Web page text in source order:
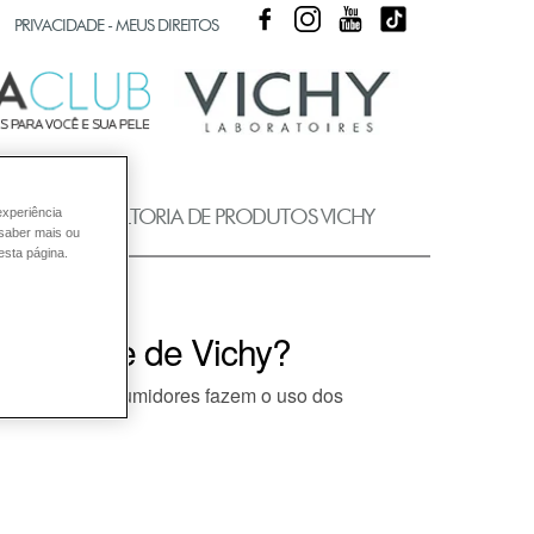
PRIVACIDADE - MEUS DIREITOS
FACEBOOKINSTAGRAM
YOUTUBE
CONSULTORIA DE PRODUTOS VICHY
a pele de Vichy?
nossos consumidores fazem o uso dos
mais ou
página.